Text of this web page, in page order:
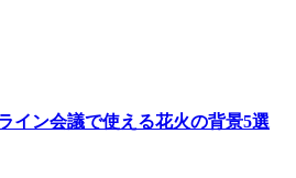
イン会議で使える花火の背景5選